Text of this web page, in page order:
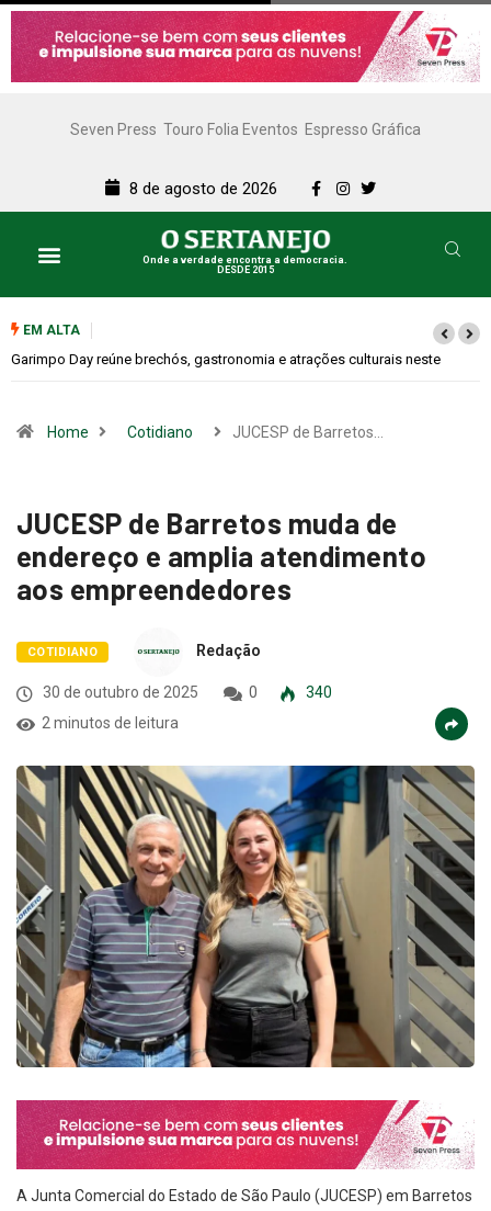
Seven Press Touro Folia Eventos Espresso Gráfica
8 de agosto de 2026
Onde a verdade encontra a democracia.
DESDE 2015
EM ALTA
Bugonia transforma paranoia e conspiração em um suspense
Home Cotidiano JUCESP de Barretos…
JUCESP de Barretos muda de
endereço e amplia atendimento
aos empreendedores
COTIDIANO Redação
30 de outubro de 2025 0
340
2 minutos de leitura
A Junta Comercial do Estado de São Paulo (JUCESP) em Barretos